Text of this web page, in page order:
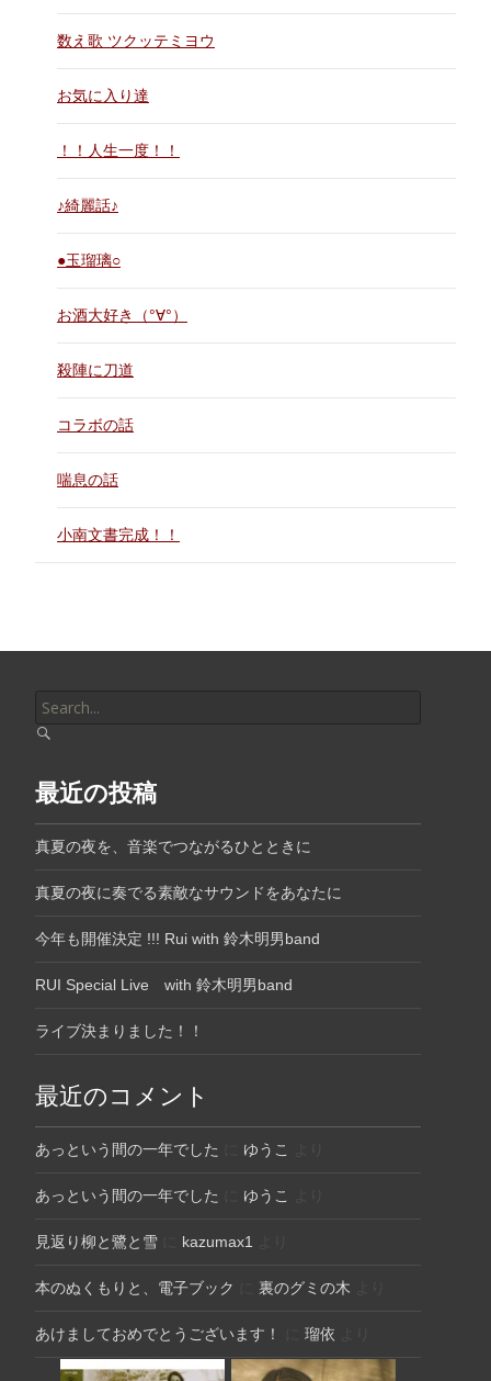
数え歌 ツクッテミヨウ
お気に入り達
！！人生一度！！
♪綺麗話♪
●玉瑠璃○
お酒大好き（°∀°）
殺陣に刀道
コラボの話
喘息の話
小南文書完成！！
for:
最近の投稿
真夏の夜を、音楽でつながるひとときに
真夏の夜に奏でる素敵なサウンドをあなたに
今年も開催決定 !!! Rui with 鈴木明男band
RUI Special Live with 鈴木明男band
ライブ決まりました！！
最近のコメント
あっという間の一年でした ゆうこ
あっという間の一年でした ゆうこ
見返り柳と鷺と雪 kazumax1
本のぬくもりと、電子ブック 裏のグミの木
あけましておめでとうございます！ 瑠依